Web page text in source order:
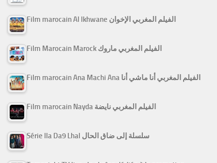
Film marocain Al Ikhwane الفيلم المغربي الإخوان
Film Marocain Marock الفيلم المغربي ماروك
Film marocain Ana Machi Ana الفيلم المغربي أنا ماشي أنا
Film marocain Nayda الفيلم المغربي نايضة
Série Ila Da9 Lhal سلسلة إلى ضاق الحال